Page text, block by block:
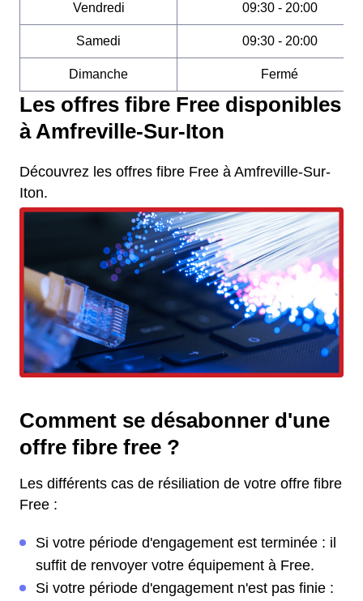
Vendredi 09:30 - 20:00
Samedi 09:30 - 20:00
Dimanche Fermé
Les offres fibre Free disponibles
à Amfreville-Sur-Iton
Découvrez les offres fibre Free à Amfreville-Sur-
Iton.
Comment se désabonner d'une
offre fibre free ?
Les différents cas de résiliation de votre offre fibre
Free :
Si votre période d'engagement est terminée : il
suffit de renvoyer votre équipement à Free.
Si votre période d'engagement n'est pas finie :